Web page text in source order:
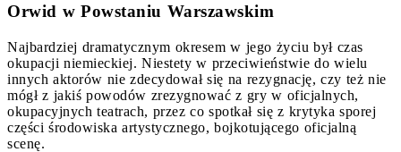
Orwid w Powstaniu Warszawskim
Najbardziej dramatycznym okresem w jego życiu był czas
okupacji niemieckiej. Niestety w przeciwieństwie do wielu
innych aktorów nie zdecydował się na rezygnację, czy też nie
mógł z jakiś powodów zrezygnować z gry w oficjalnych,
okupacyjnych teatrach, przez co spotkał się z krytyka sporej
części środowiska artystycznego, bojkotującego oficjalną
scenę.